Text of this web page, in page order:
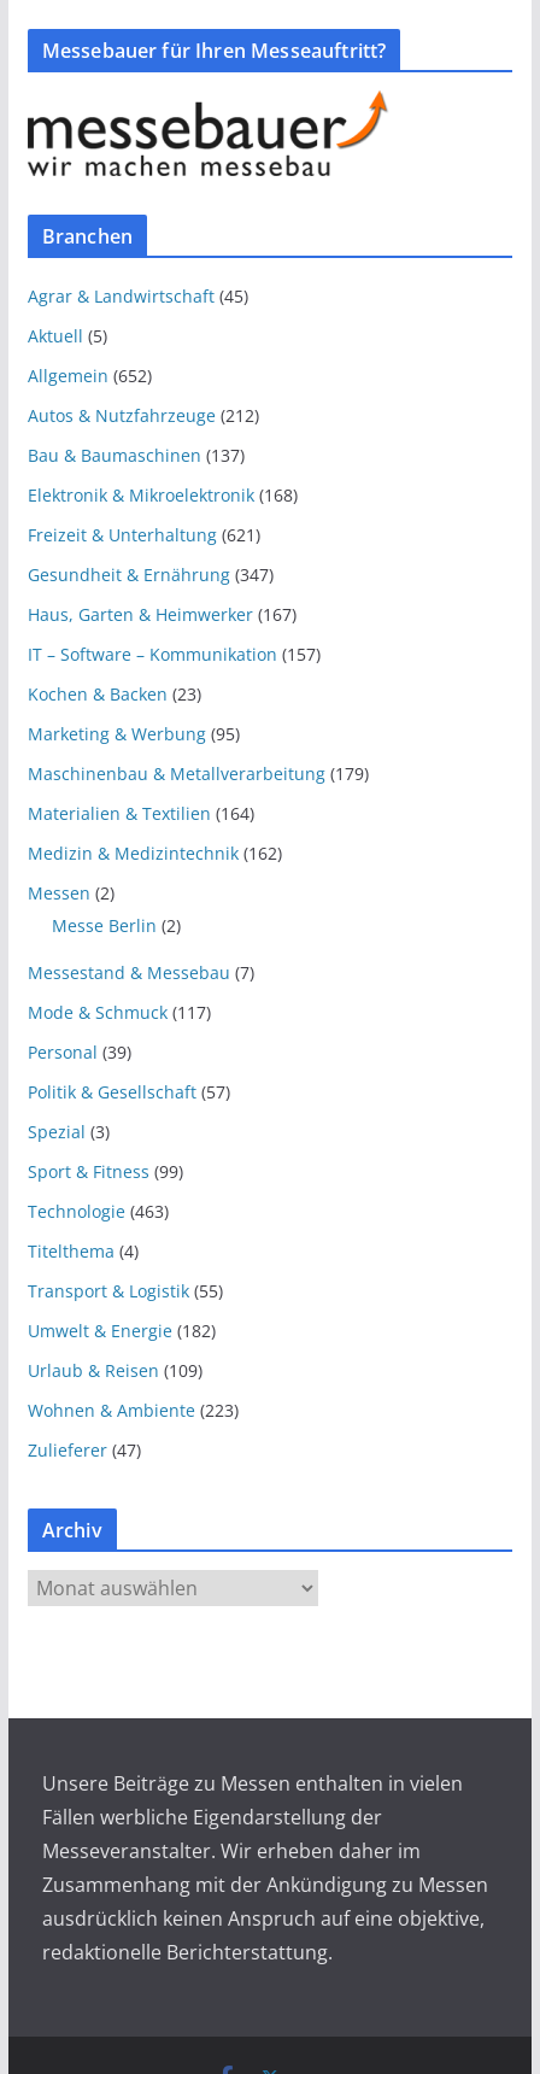
Messebauer für Ihren Messeauftritt?
Branchen
Agrar & Landwirtschaft(45)
Aktuell (5)
Allgemein (652)
Autos & Nutzfahrzeuge(212)
Bau & Baumaschinen (137)
Elektronik & Mikroelektronik(168)
Freizeit & Unterhaltung(621)
Gesundheit & Ernährung(347)
Haus, Garten & Heimwerker(167)
IT – Software – Kommunikation (157)
Kochen & Backen (23)
Marketing & Werbung(95)
Maschinenbau & Metallverarbeitung(179)
Materialien & Textilien (164)
Medizin & Medizintechnik(162)
Messen (2)
Messe Berlin (2)
Messestand & Messebau (7)
Mode & Schmuck(117)
Personal (39)
Politik & Gesellschaft(57)
Spezial (3)
Sport & Fitness (99)
Technologie(463)
Titelthema (4)
Transport & Logistik(55)
Umwelt & Energie(182)
Urlaub & Reisen (109)
Wohnen & Ambiente(223)
Zulieferer(47)
Archiv
r
Unsere Beiträge zu Messen enthalten in vielen
Fällen werbliche Eigendarstellung der
Messeveranstalter. Wir erheben daher im
Zusammenhang mit der Ankündigung zu Messen
ausdrücklich keinen Anspruch auf eine objektive,
redaktionelle Berichterstattung.